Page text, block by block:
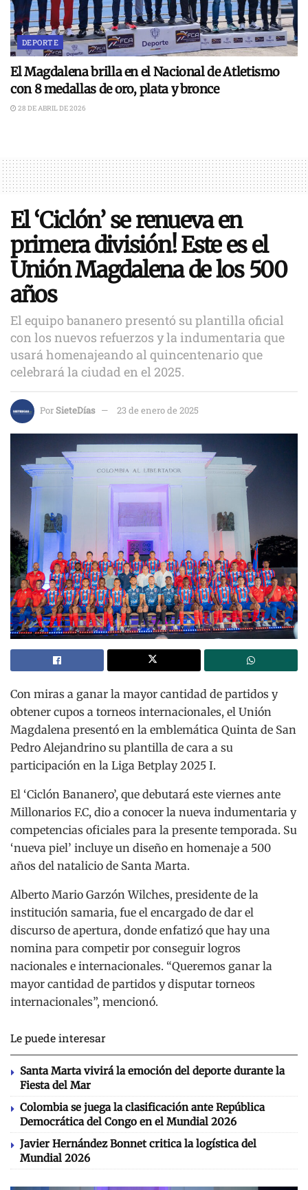
DEPORTE
El Magdalena brilla en el Nacional de Atletismo
con 8 medallas de oro, plata y bronce
28 DE ABRIL DE 2026
El ‘Ciclón’ se renueva en
primera división! Este es el
Unión Magdalena de los 500
años
El equipo bananero presentó su plantilla oficial
con los nuevos refuerzos y la indumentaria que
usará homenajeando al quincentenario que
celebrará la ciudad en el 2025.
PorSieteDías 23 de enero de 2025
Con miras a ganar la mayor cantidad de partidos y
obtener cupos a torneos internacionales, el Unión
Magdalena presentó en la emblemática Quinta de San
Pedro Alejandrino su plantilla de cara a su
participación en la Liga Betplay 2025 I.
El ‘Ciclón Bananero’, que debutará este viernes ante
Millonarios F.C, dio a conocer la nueva indumentaria y
competencias oficiales para la presente temporada. Su
‘nueva piel’ incluye un diseño en homenaje a 500
años del natalicio de Santa Marta.
Alberto Mario Garzón Wilches, presidente de la
institución samaria, fue el encargado de dar el
discurso de apertura, donde enfatizó que hay una
nomina para competir por conseguir logros
nacionales e internacionales. “Queremos ganar la
mayor cantidad de partidos y disputar torneos
internacionales”, mencionó.
Le puede interesar
Santa Marta vivirá la emoción del deporte durante la
Fiesta del Mar
Colombia se juega la clasificación ante República
Democrática del Congo en el Mundial 2026
Javier Hernández Bonnet critica la logística del
Mundial 2026